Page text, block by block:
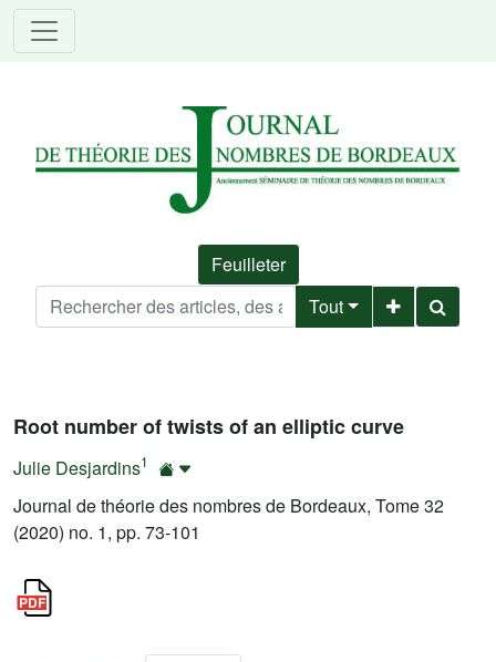
Feuilleter
Tout
Root number of twists of an elliptic curve
Julie Desjardins1
Journal de théorie des nombres de Bordeaux, Tome 32
(2020) no. 1, pp. 73-101